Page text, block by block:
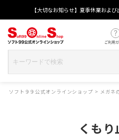
【大切なお知らせ】夏季休業およ
ソフト９９公式オンラインショップ > メガネ
くもり